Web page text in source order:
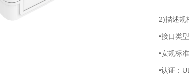
2)描述规
•接口类
•安规标
•认证：